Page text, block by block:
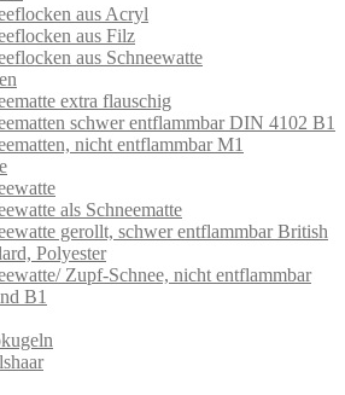
aus Acryl
aus Filz
aus Schneewatte
extra flauschig
schwer entflammbar DIN 4102 B1
nicht entflammbar M1
als Schneematte
gerollt, schwer entflammbar British
Polyester
Zupf-Schnee, nicht entflammbar
B1